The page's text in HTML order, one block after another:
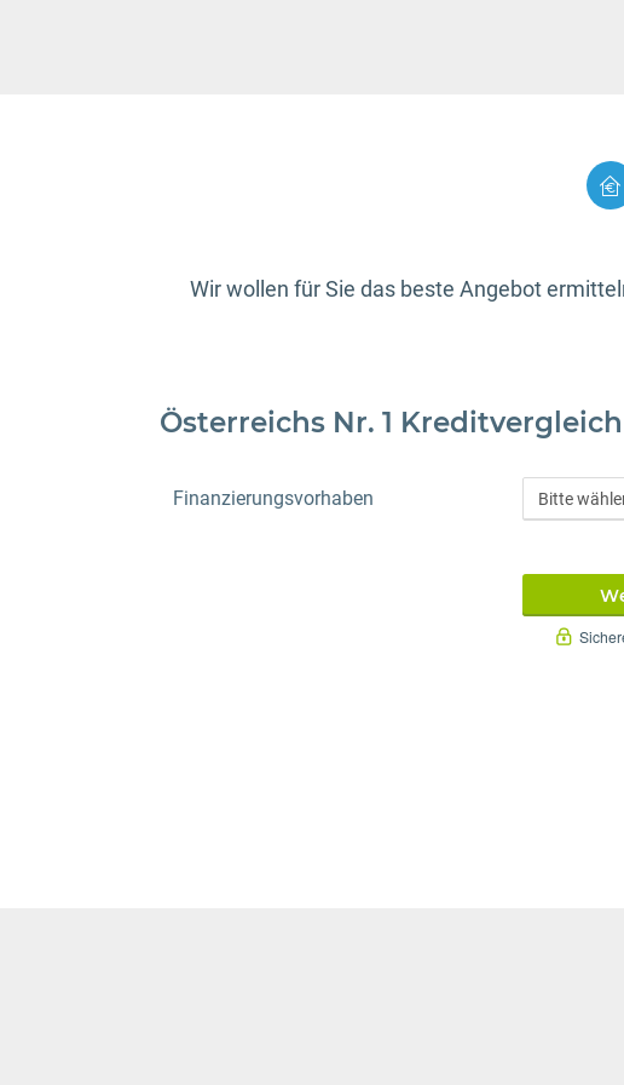
Wir wollen für Sie das beste Angebot
Österreichs Nr. 1 Kreditvergleich
Finanzierungsvorhaben